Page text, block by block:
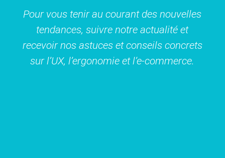
Pour vous tenir au courant des nouvelles
tendances, suivre notre actualité et
recevoir nos astuces et conseils concrets
sur l’UX, l’ergonomie et l’e-commerce.